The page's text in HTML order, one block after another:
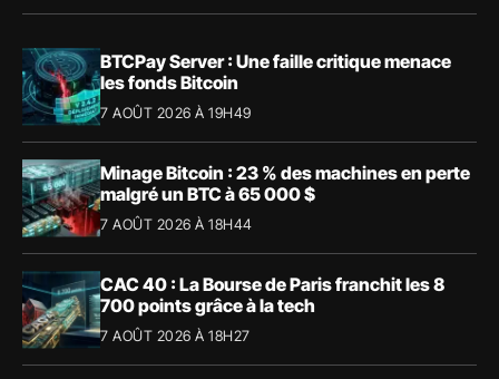
BTCPay Server : Une faille critique menace
les fonds Bitcoin
7 AOÛT 2026 À 19H49
Minage Bitcoin : 23 % des machines en perte
malgré un BTC à 65 000 $
7 AOÛT 2026 À 18H44
CAC 40 : La Bourse de Paris franchit les 8
700 points grâce à la tech
7 AOÛT 2026 À 18H27